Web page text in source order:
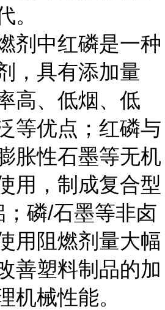
。
剂中红磷是一种
，具有添加量
高、低烟、低
等优点；红磷与
胀性石墨等无机
用，制成复合型
磷/石墨等非卤
用阻燃剂量大幅
善塑料制品的加
机械性能。